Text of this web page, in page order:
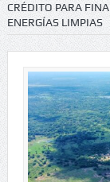
CRÉDITO PARA
ENERGÍAS LIMPIAS